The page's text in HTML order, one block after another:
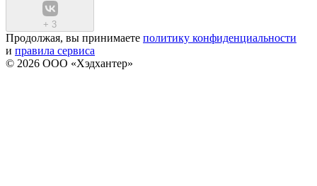
+ 3
Продолжая, вы принимаете политику конфиденциальности
и правила сервиса
© 2026 ООО «Хэдхантер»